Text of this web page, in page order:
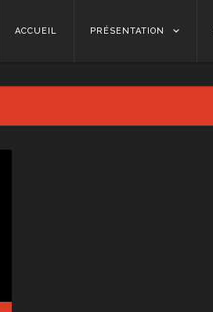
Skip to content
ACCUEIL PRÉSENTATION